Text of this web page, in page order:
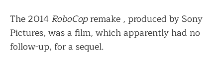
The 2014 RoboCopremake , produced by Sony
Pictures, was a film, which apparently had no
follow-up, for a sequel.